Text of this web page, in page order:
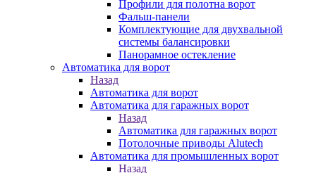
Профили для полотна ворот
Фальш-панели
Комплектующие для двухвальной
системы балансировки
Панорамное остекление
Автоматика для ворот
Назад
Автоматика для ворот
Автоматика для гаражных ворот
Назад
Автоматика для гаражных ворот
Потолочные приводы Alutech
Автоматика для промышленных ворот
Назад